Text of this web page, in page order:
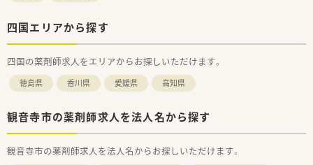
四国エリアから探す
四国の薬剤師求人をエリアからお探しいただけます。
徳島県 香川県 愛媛県 高知県
観音寺市の薬剤師求人を法人名から探す
観音寺市の薬剤師求人を法人名からお探しいただけます。